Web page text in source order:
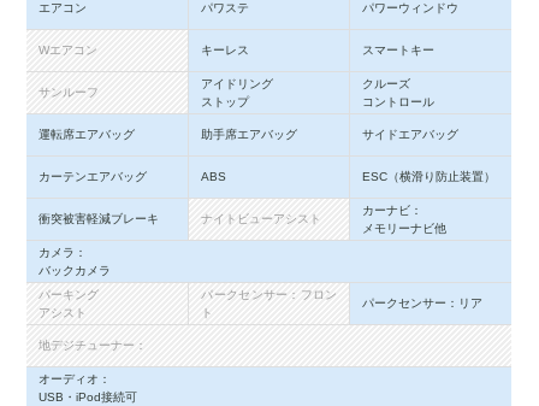
エアコン パワステ パワーウィンドウ
Wエアコン キーレス スマートキー
サンルーフ
アイドリング
ストップ
クルーズ
コントロール
運転席エアバッグ 助手席エアバッグ サイドエアバッグ
カーテンエアバッグ ABS ESC（横滑り防止装置）
衝突被害軽減ブレーキ ナイトビューアシスト
カーナビ：
メモリーナビ他
カメラ：
バックカメラ
パーキング
アシスト
パークセンサー：フロン
ト
パークセンサー：リア
地デジチューナー：
オーディオ：
USB・iPod接続可